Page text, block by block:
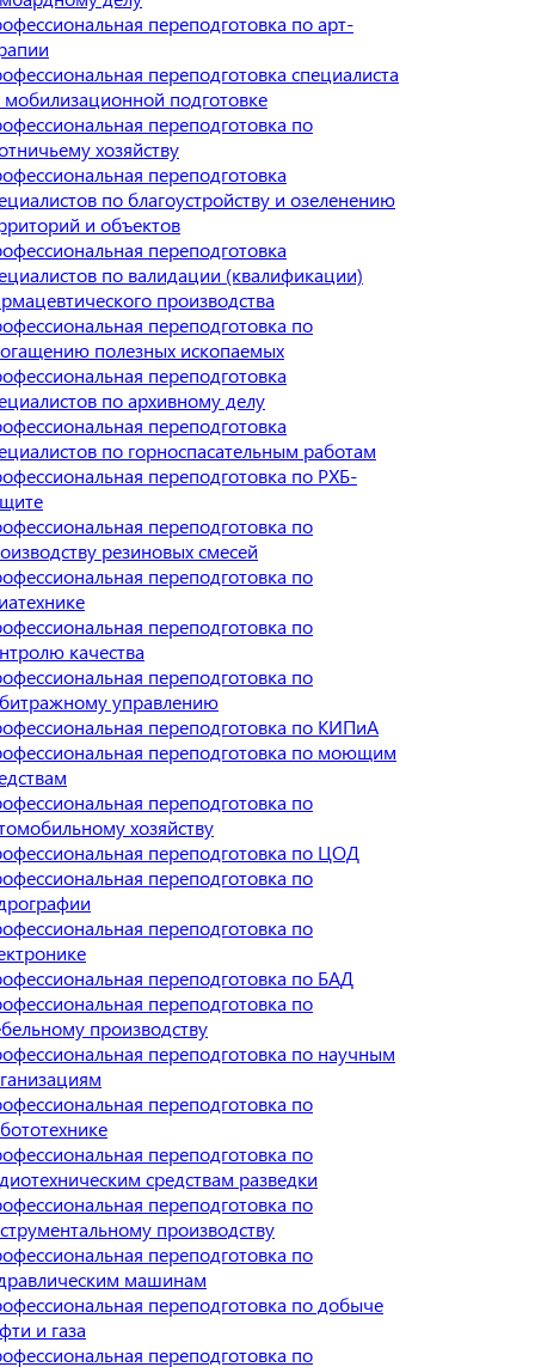
переподготовка по арт-
переподготовка специалиста
подготовке
переподготовка по
хозяйству
переподготовка
по благоустройству и озеленению
и объектов
переподготовка
по валидации (квалификации)
производства
переподготовка по
полезных ископаемых
переподготовка
по архивному делу
переподготовка
по горноспасательным работам
переподготовка по РХБ-
переподготовка по
резиновых смесей
переподготовка по
переподготовка по
качества
переподготовка по
управлению
переподготовка по КИПиА
переподготовка по моющим
переподготовка по
хозяйству
переподготовка по ЦОД
переподготовка по
переподготовка по
переподготовка по БАД
переподготовка по
производству
переподготовка по научным
переподготовка по
переподготовка по
средствам разведки
переподготовка по
производству
переподготовка по
машинам
переподготовка по добыче
и газа
переподготовка по